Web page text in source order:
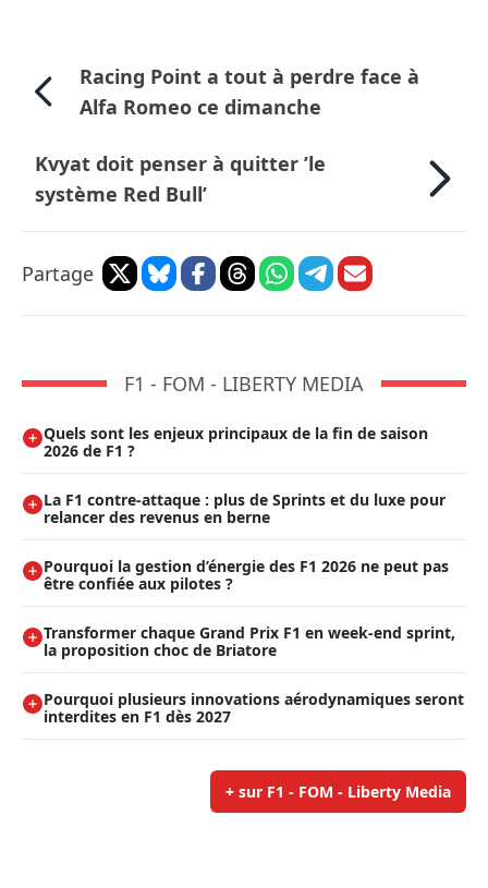
Racing Point a tout à perdre face à
Alfa Romeo ce dimanche
Kvyat doit penser à quitter ’le
système Red Bull’
Partage
F1 - FOM - LIBERTY MEDIA
Quels sont les enjeux principaux de la fin de saison
2026 de F1 ?
La F1 contre-attaque : plus de Sprints et du luxe pour
relancer des revenus en berne
Pourquoi la gestion d’énergie des F1 2026 ne peut pas
être confiée aux pilotes ?
Transformer chaque Grand Prix F1 en week-end sprint,
la proposition choc de Briatore
Pourquoi plusieurs innovations aérodynamiques seront
interdites en F1 dès 2027
+ sur F1 - FOM - Liberty Media